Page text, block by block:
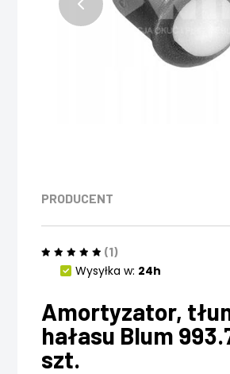
PRODUCENT
(1)
Wysyłka w: 24h
Amortyzator,
hałasu Blum
szt.